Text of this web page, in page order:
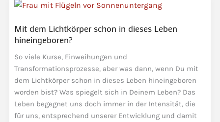
erleuchtete
Mit dem Lichtkörper schon in dieses Leben
hineingeboren?
So viele Kurse, Einweihungen und
Transformationsprozesse, aber was dann, wenn Du mit
dem Lichtkörper schon in dieses Leben hineingeboren
worden bist? Was spiegelt sich in Deinem Leben? Das
Leben begegnet uns doch immer in der Intensität, die
für uns, entsprechend unserer Entwicklung und damit